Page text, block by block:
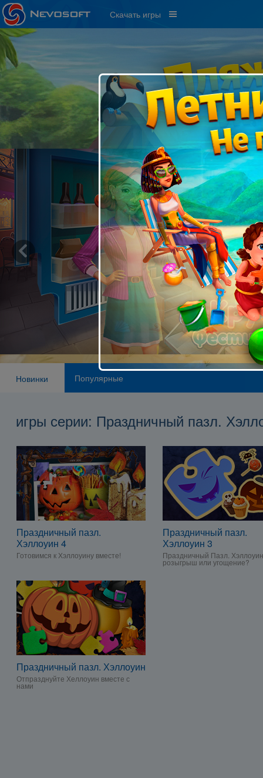
Скачать игры
Новинки Популярные
игры серии: Праздничный пазл.
Праздничный пазл.
Хэллоуин 4
Готовимся к Хэллоуину вместе!
Праздничный пазл.
Хэллоуин 3
Праздничный Пазл.
розыгрыш или угощение?
Праздничный пазл. Хэллоуин
Отпразднуйте Хеллоуин вместе с
нами